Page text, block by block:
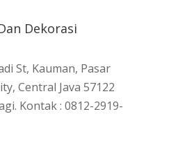
Dekorasi
St, Kauman, Pasar
Central Java 57122
Kontak : 0812-2919-